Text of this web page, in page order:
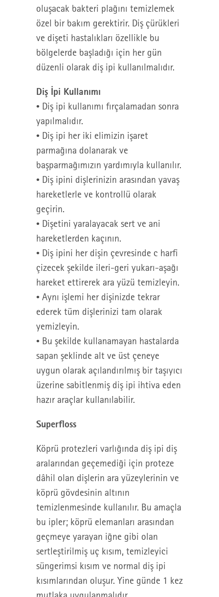
oluşacak bakteri plağını temizlemek
özel bir bakım gerektirir. Diş çürükleri
ve dişeti hastalıkları özellikle bu
bölgelerde başladığı için her gün
düzenli olarak diş ipi kullanılmalıdır.
Diş İpi Kullanımı
• Diş ipi kullanımı fırçalamadan sonra
yapılmalıdır.
• Diş ipi her iki elimizin işaret
parmağına dolanarak ve
başparmağımızın yardımıyla kullanılır.
• Diş ipini dişlerinizin arasından yavaş
hareketlerle ve kontrollü olarak
geçirin.
• Dişetini yaralayacak sert ve ani
hareketlerden kaçının.
• Diş ipini her dişin çevresinde c harfi
çizecek şekilde ileri-geri yukarı-aşağı
hareket ettirerek ara yüzü temizleyin.
• Aynı işlemi her dişinizde tekrar
ederek tüm dişlerinizi tam olarak
yemizleyin.
• Bu şekilde kullanamayan hastalarda
sapan şeklinde alt ve üst çeneye
uygun olarak açılandırılmış bir taşıyıcı
üzerine sabitlenmiş diş ipi ihtiva eden
hazır araçlar kullanılabilir.
Superfloss
Köprü protezleri varlığında diş ipi diş
aralarından geçemediği için proteze
dâhil olan dişlerin ara yüzeylerinin ve
köprü gövdesinin altının
temizlenmesinde kullanılır. Bu amaçla
bu ipler; köprü elemanları arasından
geçmeye yarayan iğne gibi olan
sertleştirilmiş uç kısım, temizleyici
süngerimsi kısım ve normal diş ipi
kısımlarından oluşur. Yine günde 1 kez